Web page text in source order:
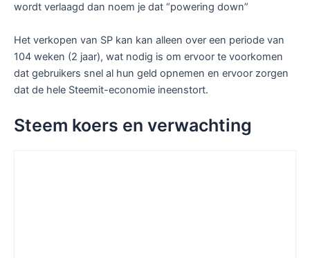
wordt verlaagd dan noem je dat “powering down”
Het verkopen van SP kan kan alleen over een periode van
104 weken (2 jaar), wat nodig is om ervoor te voorkomen
dat gebruikers snel al hun geld opnemen en ervoor zorgen
dat de hele Steemit-economie ineenstort.
Steem koers en verwachting